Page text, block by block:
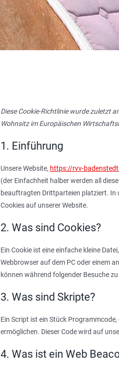
Diese Cookie-Richtlinie wurde zuletzt
Wohnsitz im Europäischen
1. Einführung
Unsere Website, https://rvv-
(der Einfachheit halber werden all
beauftragten Drittparteien platziert. In
Cookies auf unserer Website.
2. Was sind Cookies?
Ein Cookie ist eine einfache kleine
Webbrowser auf dem PC oder einem
können während folgender Besuche
3. Was sind Skripte?
Ein Script ist ein Stück
ermöglichen. Dieser Code wird auf
4. Was ist ein Web